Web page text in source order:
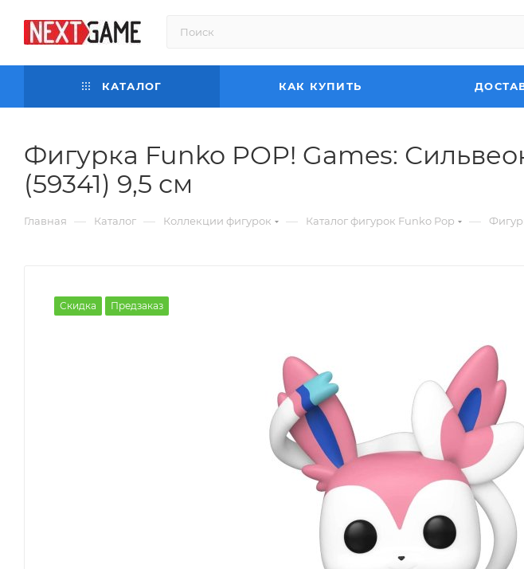
КАТАЛОГ КАК КУПИТЬ
Фигурка Funko POP! Games:
(59341) 9,5 см
Главная — Каталог — Коллекции фигурок — Каталог фигурок Funko Pop —
Скидка Предзаказ